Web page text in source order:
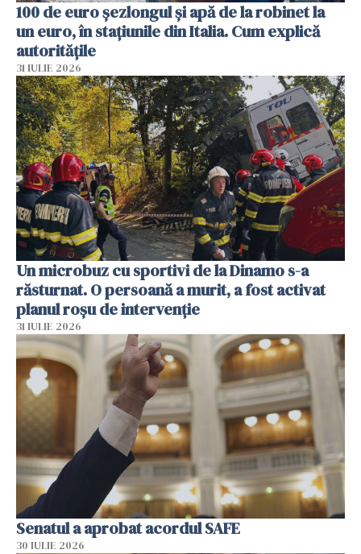
100 de euro șezlongul și apă de la robinet la
un euro, în stațiunile din Italia. Cum explică
autoritățile
31 IULIE 2026
Un microbuz cu sportivi de la Dinamo s-a
răsturnat. O persoană a murit, a fost activat
planul roșu de intervenție
31 IULIE 2026
Senatul a aprobat acordul SAFE
30 IULIE 2026